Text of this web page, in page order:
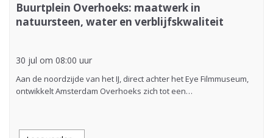
Buurtplein Overhoeks: maatwerk in
natuursteen, water en verblijfskwaliteit
30 jul om 08:00 uur
Aan de noordzijde van het IJ, direct achter het Eye Filmmuseum,
ontwikkelt Amsterdam Overhoeks zich tot een…